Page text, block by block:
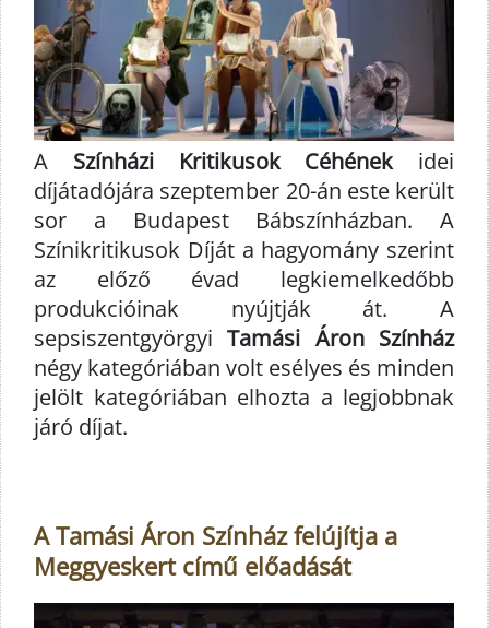
A Színházi Kritikusok Céhénekidei
díjátadójára szeptember 20-án este került
sor a Budapest Bábszínházban. A
Színikritikusok Díját a hagyomány szerint
az előző évad legkiemelkedőbb
produkcióinak nyújtják át. A
sepsiszentgyörgyiTamási Áron Színház
négy kategóriában volt esélyes és minden
jelölt kategóriában elhozta a legjobbnak
járó díjat.
A Tamási Áron Színház felújítja a
Meggyeskert című előadását